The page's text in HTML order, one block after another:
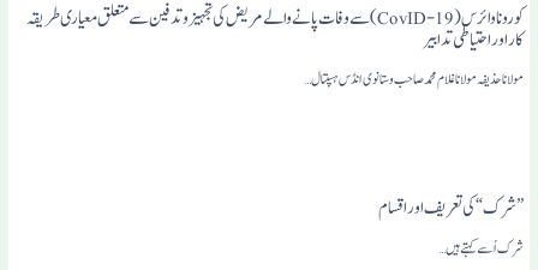
کوروناوائرس (19-CovID) سے وفات پانے والے مریض کی تجہیز و تد فین سے متعلق معیاری طریقہ
کار اور احتیاطی تدابیر
مولانا حذیفہ مولانا غلام محمد صاحب وستانوی انڈس ہسپتال…
”شرک“کی تعریف اور اقسام
شرک اُسے کہتے ہیں…